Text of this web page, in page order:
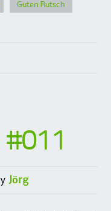
Guten Rutsch
Jörg